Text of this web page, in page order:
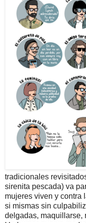
tradicionales
sirenita pescada) va
mujeres viven y contra
si mismas sin
delgadas, maquillarse,